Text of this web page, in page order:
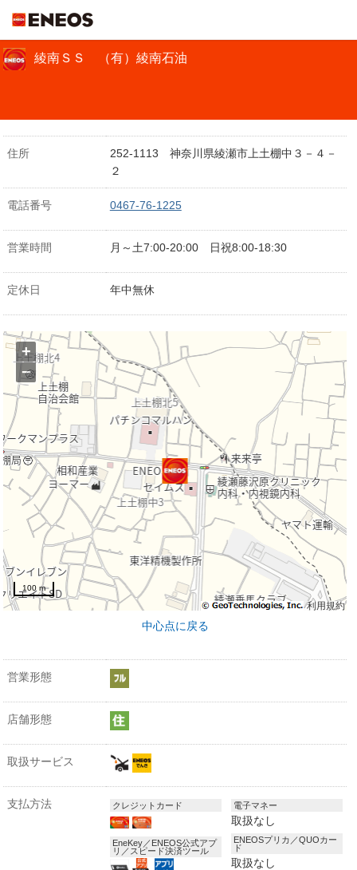
綾南ＳＳ （有）綾南石油
住所
252-1113 神奈川県綾瀬市上土棚中３－４－
２
電話番号 0467-76-1225
営業時間 月～土7:00-20:00 日祝8:00-18:30
定休日 年中無休
利用規約
+
−
100 m
中心点に戻る
営業形態
店舗形態
取扱サービス
支払方法 クレジットカード
EneKey／ENEOS公式アプ
リ／スピード決済ツール
電子マネー
取扱なし
ENEOSプリカ／QUOカー
ド
取扱なし